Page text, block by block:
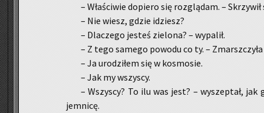
– Wła­ści­wie do­pie­ro się roz­glą­dam. –
– Nie wiesz, gdzie idziesz?
– Dla­cze­go je­steś zie­lo­na? – wy­pa­lił.
– Z tego sa­me­go po­wo­du co ty. –
– Ja uro­dzi­łem się w ko­smo­sie.
– Jak my wszy­scy.
– Wszy­scy? To ilu was jest? – wy­szep­tał,
jem­ni­cę.